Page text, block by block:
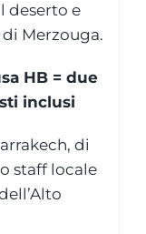
deserto e
Merzouga.
HB = due
inclusi
di
staff locale